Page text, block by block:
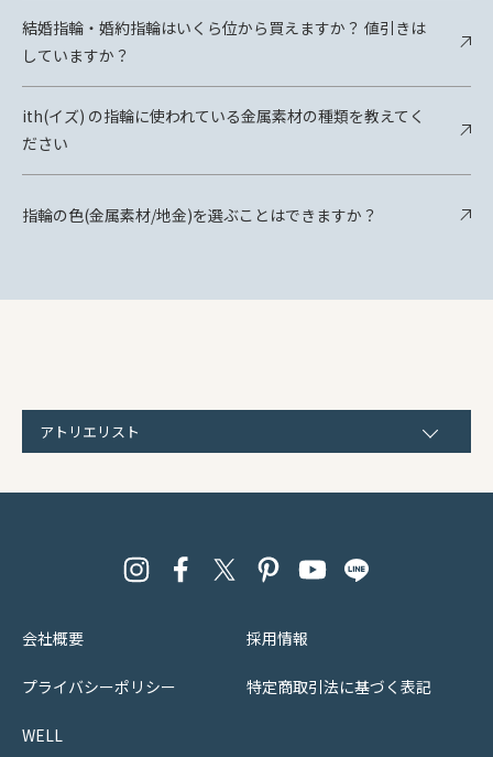
結婚指輪・婚約指輪はいくら位から買えますか？ 値引きは
していますか？
ith(イズ) の指輪に使われている金属素材の種類を教えてく
ださい
指輪の色(金属素材/地金)を選ぶことはできますか？
アトリエリスト
会社概要 採用情報
プライバシーポリシー 特定商取引法に基づく表記
WELL